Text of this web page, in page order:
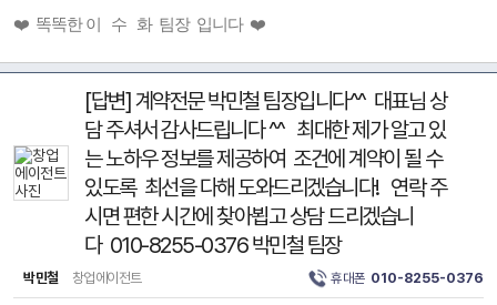
❤️ 똑똑한 이 수 화 팀장 입니다 ❤️
[답변] 계약전문 박민철 팀장입니다^^ 대표님 상
담 주셔서 감사드립니다 ^^ 최대한 제가 알고 있
는 노하우 정보를 제공하여 조건에 계약이 될 수
있도록 최선을 다해 도와드리겠습니다! 연락 주
시면 편한 시간에 찾아뵙고 상담 드리겠습니
다 010-8255-0376 박민철 팀장
박민철 창업에이전트 휴대폰 010-8255-0376